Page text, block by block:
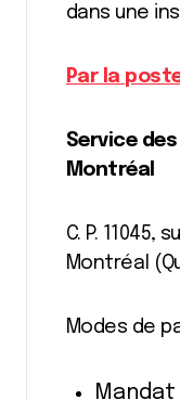
dans une
Par la
Service
Montréal
C. P. 11045,
Montréal
Modes de